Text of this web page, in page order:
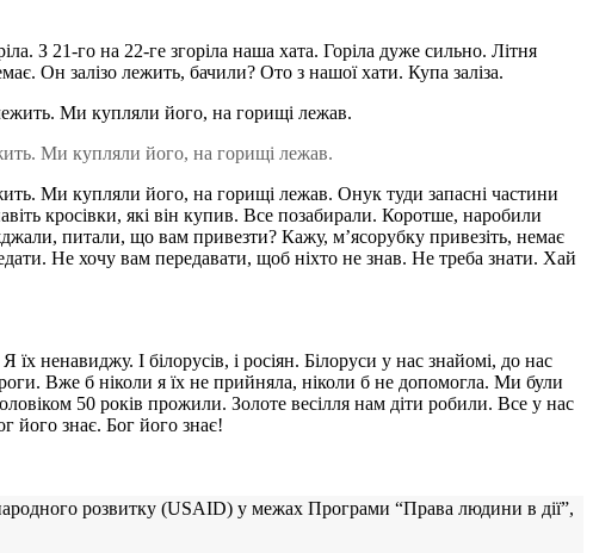
З 21-го на 22-ге згоріла наша хата. Горіла дуже сильно. Літня
Он залізо лежить, бачили? Ото з нашої хати. Купа заліза.
Ми купляли його, на горищі лежав.
Ми купляли його, на горищі лежав. Онук туди запасні частини
кросівки, які він купив. Все позабирали. Коротше, наробили
питали, що вам привезти? Кажу, м’ясорубку привезіть, немає
Не хочу вам передавати, щоб ніхто не знав. Не треба знати. Хай
ненавиджу. І білорусів, і росіян. Білоруси у нас знайомі, до нас
Вже б ніколи я їх не прийняла, ніколи б не допомогла. Ми були
50 років прожили. Золоте весілля нам діти робили. Все у нас
його знає. Бог його знає!
розвитку (USAID) у межах Програми “Права людини в дії”,